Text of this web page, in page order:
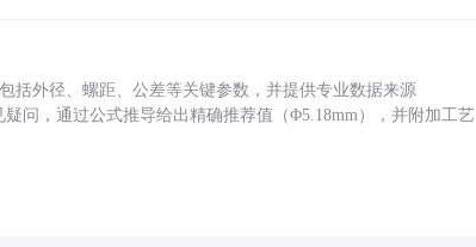
括外径、螺距、公差等关键参数，并提供专业数据来源
疑问，通过公式推导给出精确推荐值（Φ5.18mm），并附加工艺